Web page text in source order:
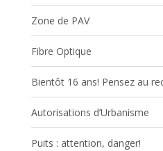
Zone de PAV
Fibre Optique
Bientôt 16 ans! Pensez au
Autorisations d’Urbanisme
Puits : attention, danger!